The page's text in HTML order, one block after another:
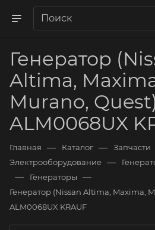
Генератор
Altima,
Murano,
ALM0068UX
Главная — Каталог — Запчасти
Электрооборудование —
— Генераторы —
Генератор (Nissan Altima, Maxima,
ALM0068UX KRAUF